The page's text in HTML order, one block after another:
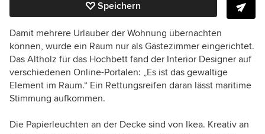
Speichern
Damit mehrere Urlauber der Wohnung übernachten
können, wurde ein Raum nur als Gästezimmer eingerichtet.
Das Altholz für das Hochbett fand der Interior Designer auf
verschiedenen Online-Portalen: „Es ist das gewaltige
Element im Raum.“ Ein Rettungsreifen daran lässt maritime
Stimmung aufkommen.
Die Papierleuchten an der Decke sind von Ikea. Kreativ an